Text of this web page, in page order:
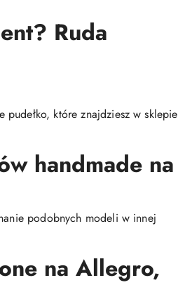
Ruda
które znajdziesz w sklepie
handmade na
podobnych modeli w innej
na Allegro,